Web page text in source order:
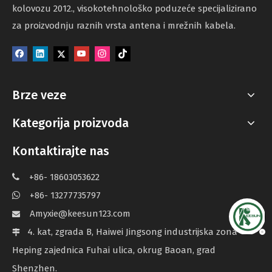
kolovozu 2012., visokotehnološko poduzeće specijalizirano
za proizvodnju raznih vrsta antena i mrežnih kabela.
Brze veze
Kategorija proizvoda
Kontaktirajte nas
 +86- 18603053622
 +86- 13277735797
 Amyxie@keesun123.com

4. kat, zgrada B, Haiwei Jingsong industrijska zona
Heping zajednica Fuhai ulica, okrug Baoan, grad
Shenzhen.